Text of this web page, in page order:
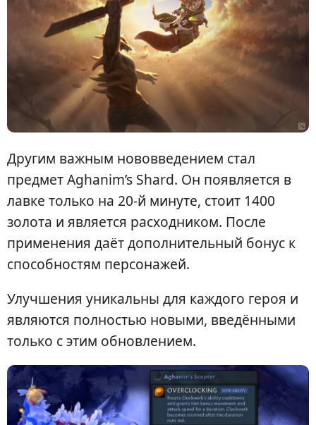
Другим важным нововведением стал
предмет Aghanim’s Shard. Он появляется в
лавке только на 20-й минуте, стоит 1400
золота и является расходником. После
применения даёт дополнительный бонус к
способностям персонажей.
Улучшения уникальны для каждого героя и
являются полностью новыми, введёнными
только с этим обновлением.